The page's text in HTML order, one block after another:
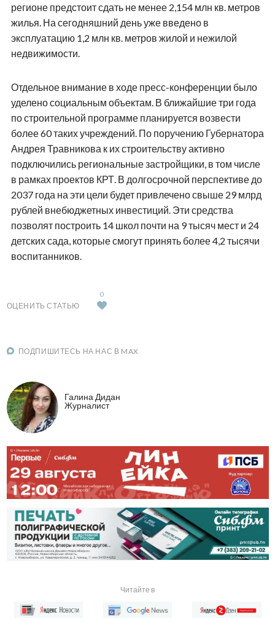
регионе предстоит сдать не менее 2,154 млн кв. метров
жилья. На сегодняшний день уже введено в
эксплуатацию 1,2 млн кв. метров жилой и нежилой
недвижимости.
Отдельное внимание в ходе пресс-конференции было
уделено социальным объектам. В ближайшие три года
по строительной программе планируется возвести
более 60 таких учреждений. По поручению Губернатора
Андрея Травникова к их строительству активно
подключились региональные застройщики, в том числе
в рамках проектов КРТ. В долгосрочной перспективе до
2037 года на эти цели будет привлечено свыше 29 млрд
рублей внебюджетных инвестиций. Эти средства
позволят построить 14 школ почти на 9 тысяч мест и 24
детских сада, которые смогут принять более 4,2 тысячи
воспитанников.
ОЦЕНИТЬ СТАТЬЮ
0
ПОДПИШИТЕСЬ НА НАС В MAX
Галина Дидан
Журналист
Читайте в